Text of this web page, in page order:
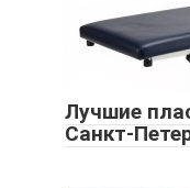
Лучшие
Санкт-